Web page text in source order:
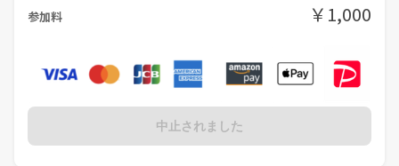
参加料 ￥1,000
中止されました